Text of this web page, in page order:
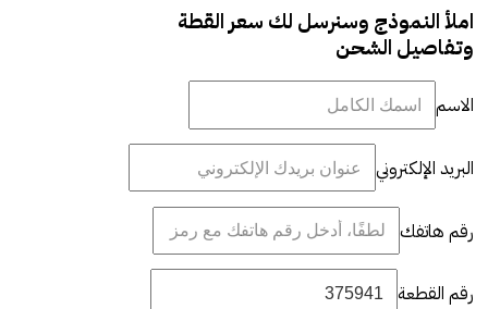
املأ النموذج وسنرسل لك سعر القطة
وتفاصيل الشحن
الاسم
البريد الإلكتروني
رقم هاتفك
رقم القطعة